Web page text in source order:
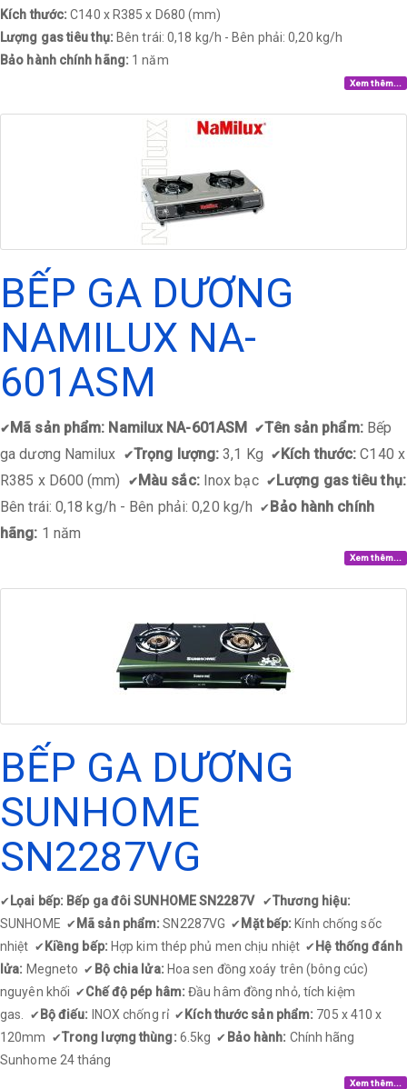
Kích thước:C140 x R385 x D680 (mm)
Lượng gas tiêu thụ: Bên trái: 0,18 kg/h - Bên phải: 0,20 kg/h
Bảo hành chính hãng: 1 năm
Xem thêm...
BẾP GA DƯƠNG
NAMILUX NA-
601ASM
✔Mã sản phẩm: Namilux NA-601ASM ✔Tên sản phẩm: Bếp
ga dương Namilux
✔Trọng lượng: 3,1 Kg ✔Kích thước: C140 x
R385 x D600 (mm)
✔Màu sắc:Inox bạc ✔Lượng gas tiêu thụ:
Bên trái: 0,18 kg/h - Bên phải: 0,20 kg/h
✔ Bảo hành chính
hãng: 1 năm
Xem thêm...
BẾP GA DƯƠNG
SUNHOME
SN2287VG
✔ Lọai bếp: Bếp ga đôi SUNHOME SN2287V ✔Thương hiệu:
SUNHOME ✔ Mã sản phẩm:SN2287VG ✔ Mặt bếp:Kính chống sốc
nhiệt ✔ Kiềng bếp: Hợp kim thép phủ men chịu nhiệt ✔ Hệ thống đánh
lửa: Megneto ✔ Bộ chia lửa: Hoa sen đồng xoáy trên (bông cúc)
nguyên khối ✔ Chế độ pép hâm: Đầu hâm đồng nhỏ, tích kiệm
gas.
✔ Bộ điếu: INOX chống rỉ ✔ Kích thước sản phẩm: 705 x 410 x
120mm ✔Trong lượng thùng: 6.5kg ✔ Bảo hành: Chính hãng
Sunhome 24 tháng​
Xem thêm...